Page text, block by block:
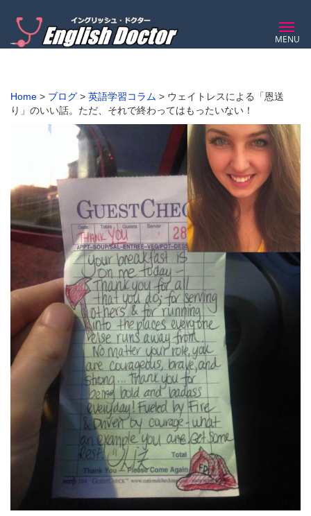
MENU
Home > ブログ > 英語学習コラム > ウェイトレスによる「恩送
り」のいい話。ただ、それで終わってはもったいない！